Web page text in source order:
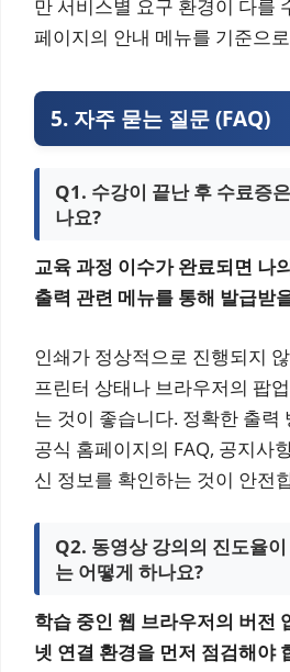
만 서비스별 요구 환경이 다를
페이지의 안내 메뉴를 기준으
5. 자주 묻는 질문 (FAQ)
Q1. 수강이 끝난 후 수료증
나요?
교육 과정 이수가 완료되면 나
출력 관련 메뉴를 통해 발급받
인쇄가 정상적으로 진행되지
프린터 상태나 브라우저의 팝
는 것이 좋습니다. 정확한 출력
공식 홈페이지의 FAQ, 공지사
신 정보를 확인하는 것이 안전
Q2. 동영상 강의의 진도율
는 어떻게 하나요?
학습 중인 웹 브라우저의 버전
넷 연결 환경을 먼저 점검해야